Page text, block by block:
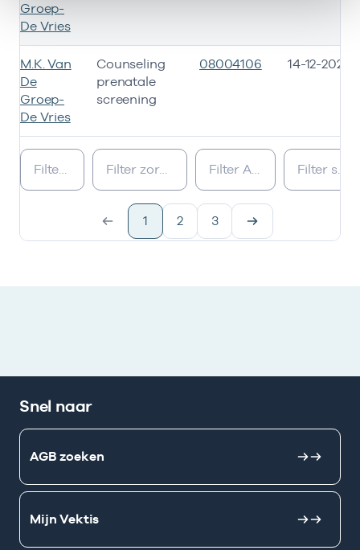
Werkzaam als zorgverlener
Groep-
De Vries
M.K. Van
De
Groep-
De Vries
Counseling
prenatale
screening
08004106 14-12-2021
1 2 3
Snel naar
AGB zoeken
Mijn Vektis